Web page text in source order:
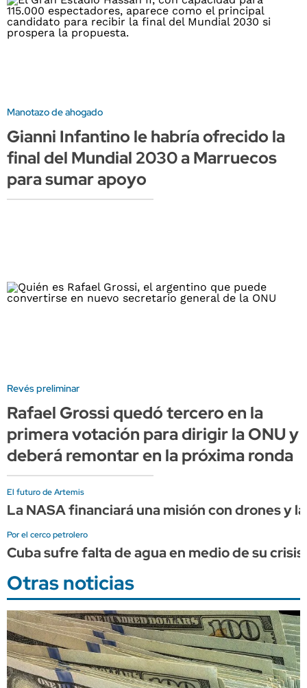
Manotazo de ahogado
Gianni Infantino le habría ofrecido la
final del Mundial 2030 a Marruecos
para sumar apoyo
Revés preliminar
Rafael Grossi quedó tercero en la
primera votación para dirigir la ONU y
deberá remontar en la próxima ronda
El futuro de Artemis
La NASA financiará una misión con drones y
Por el cerco petrolero
Cuba sufre falta de agua en medio de su
Otras noticias